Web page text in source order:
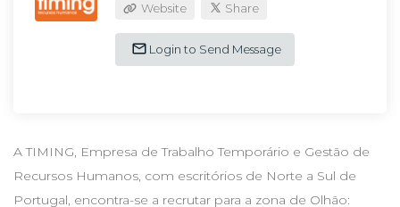
Website Share
Login to Send Message
A TIMING, Empresa de Trabalho Temporário e Gestão de
Recursos Humanos, com escritórios de Norte a Sul de
Portugal, encontra-se a recrutar para a zona de Olhão: